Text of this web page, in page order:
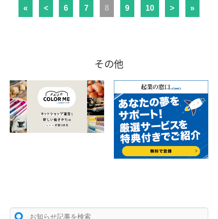
« < 6 7 8 9 10 > »
その他